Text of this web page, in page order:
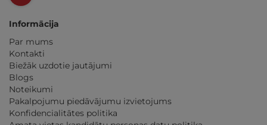
Informācija
Par mums
Kontakti
Biežāk uzdotie jautājumi
Blogs
Noteikumi
Pakalpojumu piedāvājumu izvietojums
Konfidencialitātes politika